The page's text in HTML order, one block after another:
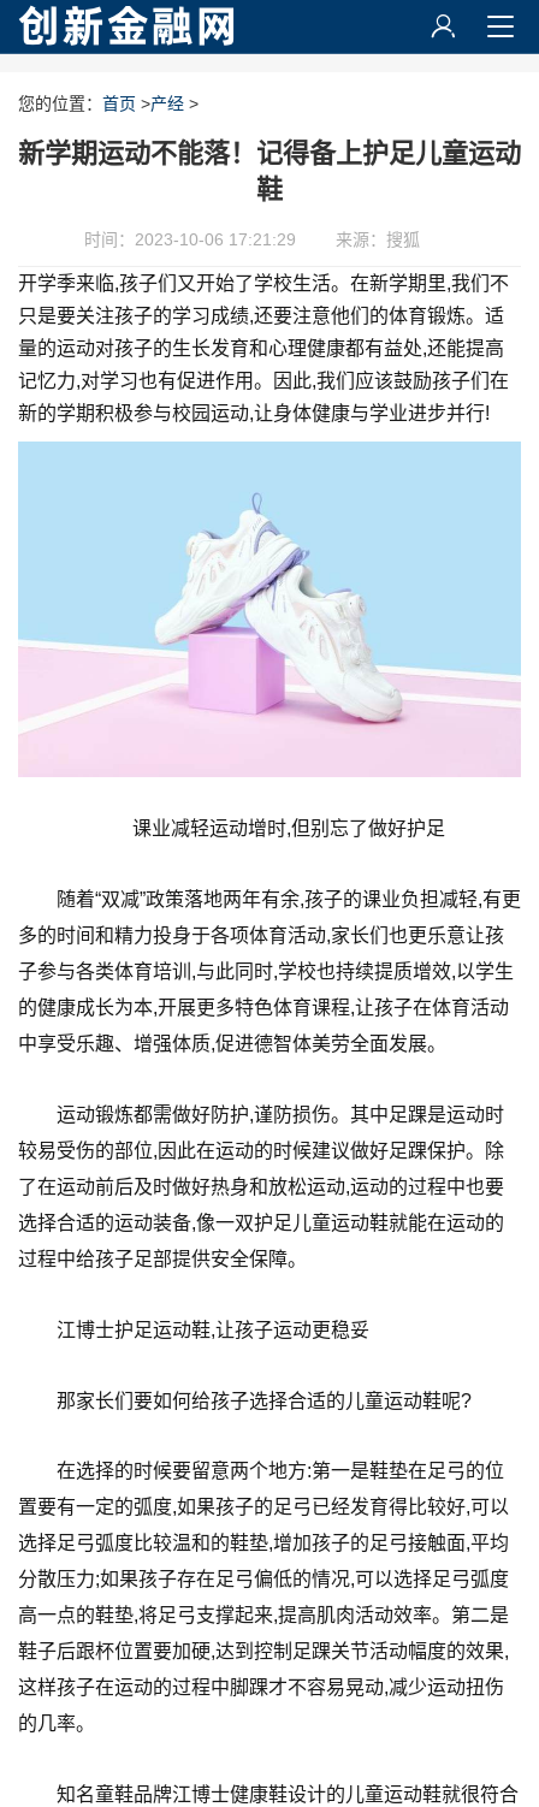
您的位置： 首页 >产经 >
新学期运动不能落！记得备上护足儿童运动
鞋
时间：2023-10-06 17:21:29 来源：搜狐
开学季来临,孩子们又开始了学校生活。在新学期里,我们不
只是要关注孩子的学习成绩,还要注意他们的体育锻炼。适
量的运动对孩子的生长发育和心理健康都有益处,还能提高
记忆力,对学习也有促进作用。因此,我们应该鼓励孩子们在
新的学期积极参与校园运动,让身体健康与学业进步并行!
课业减轻运动增时,但别忘了做好护足
随着“双减”政策落地两年有余,孩子的课业负担减轻,有更
多的时间和精力投身于各项体育活动,家长们也更乐意让孩
子参与各类体育培训,与此同时,学校也持续提质增效,以学生
的健康成长为本,开展更多特色体育课程,让孩子在体育活动
中享受乐趣、增强体质,促进德智体美劳全面发展。
运动锻炼都需做好防护,谨防损伤。其中足踝是运动时
较易受伤的部位,因此在运动的时候建议做好足踝保护。除
了在运动前后及时做好热身和放松运动,运动的过程中也要
选择合适的运动装备,像一双护足儿童运动鞋就能在运动的
过程中给孩子足部提供安全保障。
江博士护足运动鞋,让孩子运动更稳妥
那家长们要如何给孩子选择合适的儿童运动鞋呢?
在选择的时候要留意两个地方:第一是鞋垫在足弓的位
置要有一定的弧度,如果孩子的足弓已经发育得比较好,可以
选择足弓弧度比较温和的鞋垫,增加孩子的足弓接触面,平均
分散压力;如果孩子存在足弓偏低的情况,可以选择足弓弧度
高一点的鞋垫,将足弓支撑起来,提高肌肉活动效率。第二是
鞋子后跟杯位置要加硬,达到控制足踝关节活动幅度的效果,
这样孩子在运动的过程中脚踝才不容易晃动,减少运动扭伤
的几率。
知名童鞋品牌江博士健康鞋设计的儿童运动鞋就很符合